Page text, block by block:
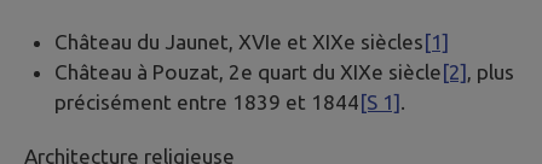
Château du Jaunet, XVIe et XIXe siècles[1]
Château à Pouzat, 2e quart du XIXe siècle[2], plus
précisément entre 1839 et 1844[S 1].
Architecture religieuse